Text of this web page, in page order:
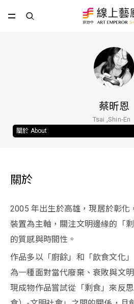
蔡昕恩
Tsai ,Shin-En
關於 About
關於
2005 年出生於高雄，現居於彰化
裝置為主軸，關注文明邊緣的「
的質感與時間性。
作品多以「廚餘」和「飲食文化
為一種面對當代廢棄、衰敗與文
現成物作品嘗試從「剩食」來反